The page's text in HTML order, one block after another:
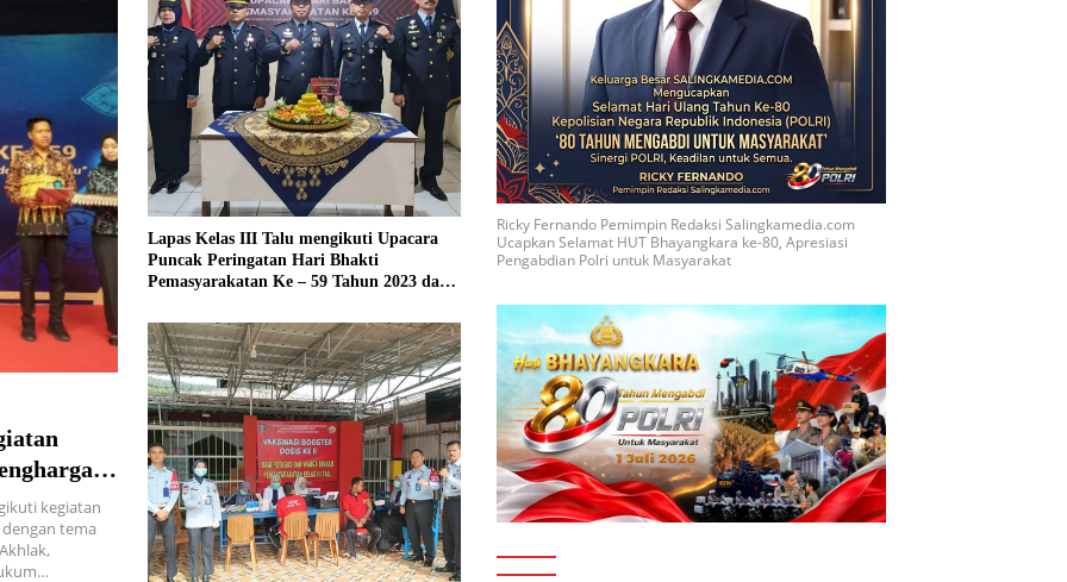
kegiatan
tema
Lapas Kelas III Talu mengikuti Upacara
Puncak Peringatan Hari Bhakti
Pemasyarakatan Ke – 59 Tahun 2023 dan
Ricky Fernando Pemimpin Redaksi Salingkamedia.com
Ucapkan Selamat HUT Bhayangkara ke-80, Apresiasi
Pengabdian Polri untuk Masyarakat